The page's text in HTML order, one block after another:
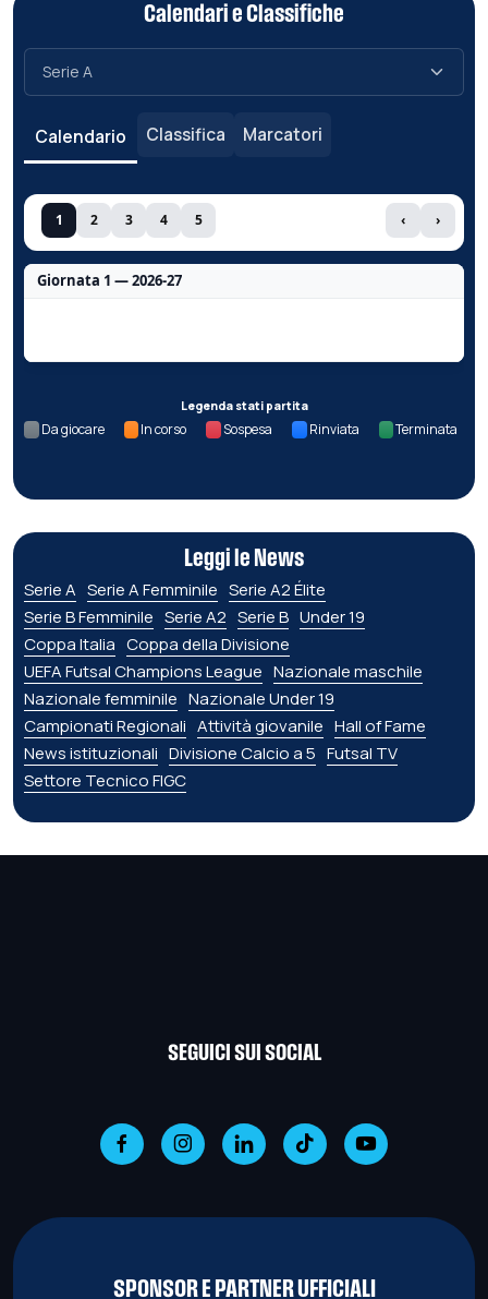
Calendari e Classifiche
Calendario Classifica Marcatori
1 2 3 4 5 ‹ ›
Giornata 1 — 2026-27
Legenda stati partita
Da giocare In corso Sospesa Rinviata Terminata
Leggi le News
Serie A Serie A Femminile Serie A2 Élite
Serie B Femminile Serie A2 Serie B Under 19
Coppa Italia Coppa della Divisione
UEFA Futsal Champions League Nazionale maschile
Nazionale femminile Nazionale Under 19
Campionati Regionali Attività giovanile Hall of Fame
News istituzionali Divisione Calcio a 5 Futsal TV
Settore Tecnico FIGC
SEGUICI SUI SOCIAL
SPONSOR E PARTNER UFFICIALI